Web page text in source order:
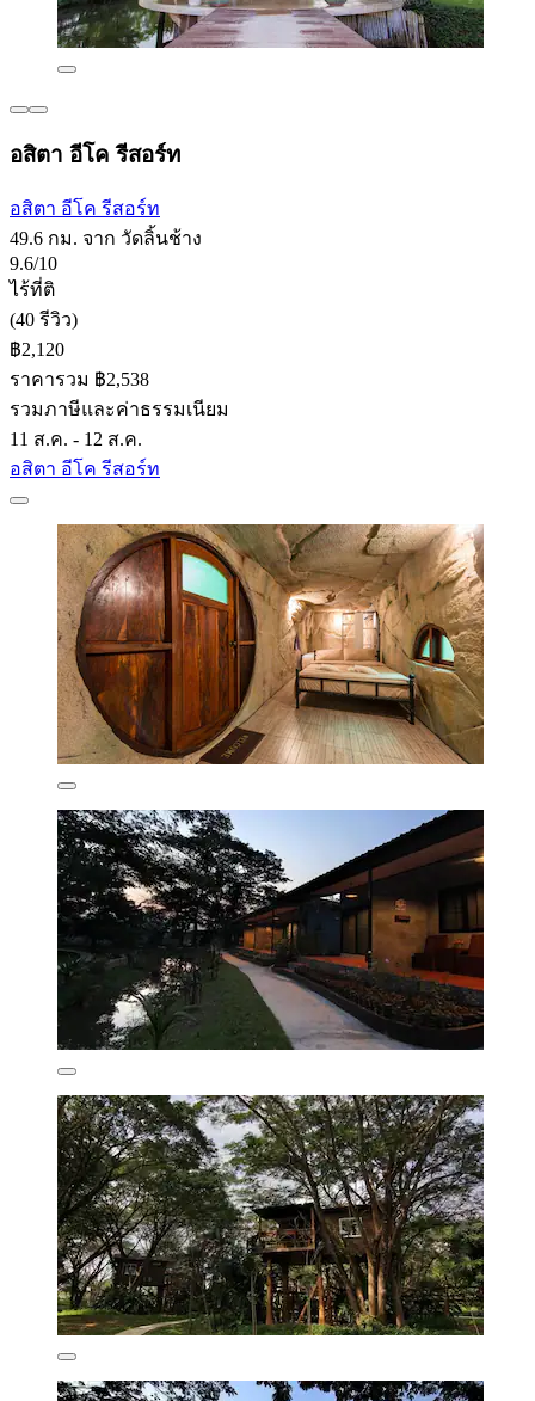
อสิตา อีโค รีสอร์ท
อสิตา อีโค รีสอร์ท
49.6 กม. จาก วัดลิ้นช้าง
9.6/10
ไร้ที่ติ
(40 รีวิว)
฿2,120
ราคารวม ฿2,538
รวมภาษีและค่าธรรมเนียม
11 ส.ค. - 12 ส.ค.
อสิตา อีโค รีสอร์ท